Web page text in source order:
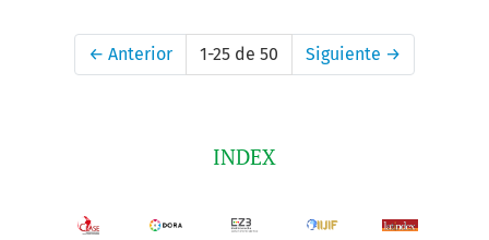
← Anterior 1-25 de 50 Siguiente →
INDEX